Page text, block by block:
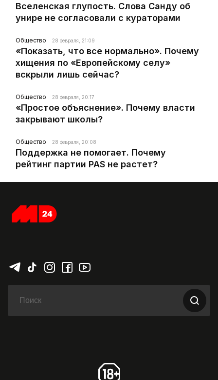
Вселенская глупость. Слова Санду об
унире не согласовали с кураторами
Общество 28 февраля, 21:09
«Показать, что все нормально». Почему
хищения по «Европейскому селу»
вскрыли лишь сейчас?
Общество 28 февраля, 20:17
«Простое объяснение». Почему власти
закрывают школы?
Общество 28 февраля, 20:08
Поддержка не помогает. Почему
рейтинг партии PAS не растет?